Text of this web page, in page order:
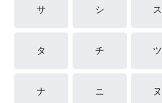
サ シ ス
タ チ ツ
ナ ニ ヌ